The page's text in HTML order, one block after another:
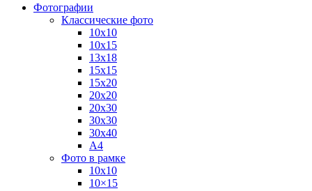
Фотографии
Классические фото
10х10
10х15
13х18
15х15
15х20
20х20
20х30
30х30
30х40
А4
Фото в рамке
10х10
10×15